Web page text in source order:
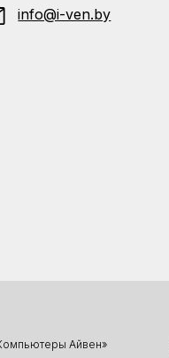
info@i-ven.by
Айвен»